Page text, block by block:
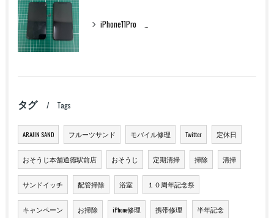
iPhone11Pro フロントパネル交換
タグ Tags
ARAJIN SAND フルーツサンド モバイル修理 Twitter 定休日
おそうじ本舗道徳駅前店 おそうじ 定期清掃 掃除 清掃
サンドイッチ 配管掃除 浴室 １０周年記念祭
キャンペーン お掃除 iPhone修理 携帯修理 半年記念